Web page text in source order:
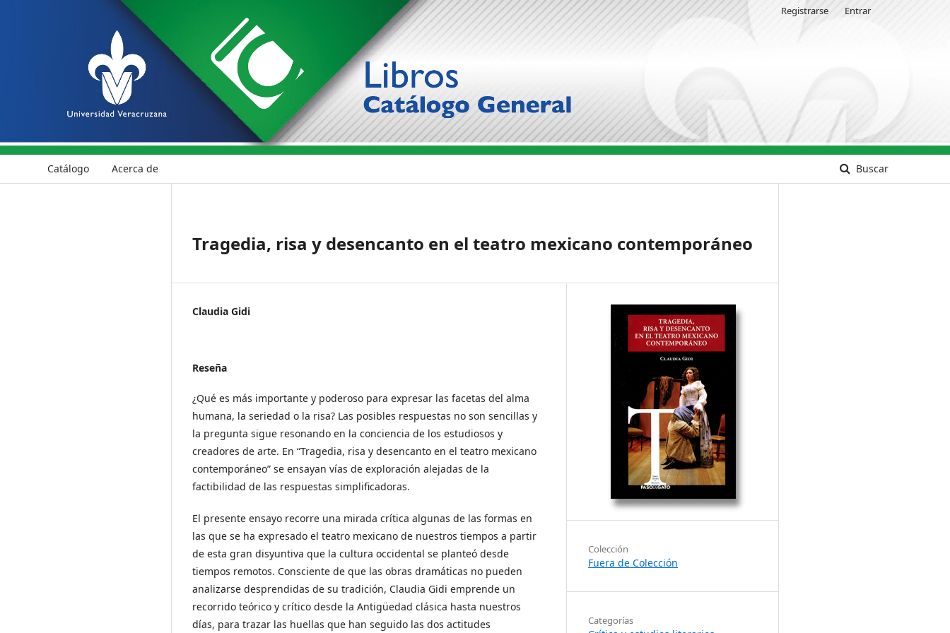
Catálogo Acerca de Buscar
Registrarse Entrar
Tragedia, risa y desencanto en el teatro mexicano contemporáneo
Claudia Gidi
Reseña
¿Qué es más importante y poderoso para expresar las facetas del alma
humana, la seriedad o la risa? Las posibles respuestas no son sencillas y
la pregunta sigue resonando en la conciencia de los estudiosos y
creadores de arte. En “Tragedia, risa y desencanto en el teatro mexicano
contemporáneo” se ensayan vías de exploración alejadas de la
factibilidad de las respuestas simplificadoras.
El presente ensayo recorre una mirada crítica algunas de las formas en
las que se ha expresado el teatro mexicano de nuestros tiempos a partir
de esta gran disyuntiva que la cultura occidental se planteó desde
tiempos remotos. Consciente de que las obras dramáticas no pueden
analizarse desprendidas de su tradición, Claudia Gidi emprende un
recorrido teórico y crítico desde la Antigüedad clásica hasta nuestros
días, para trazar las huellas que han seguido las dos actitudes
Colección
Fuera de Colección
Categorías